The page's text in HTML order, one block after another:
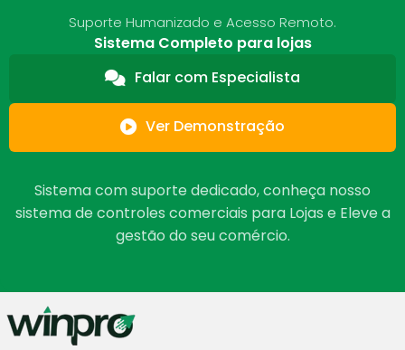
Suporte Humanizado e Acesso Remoto.
Sistema Completo para lojas
Falar com Especialista
Ver Demonstração
Sistema com suporte dedicado, conheça nosso
sistema de controles comerciais para Lojas e Eleve a
gestão do seu comércio.